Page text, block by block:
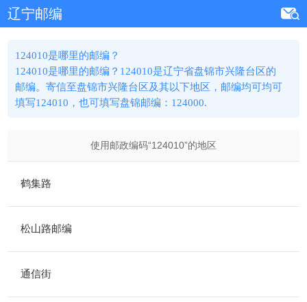
辽宁邮编
124010是哪里的邮编？
124010是哪里的邮编？124010是辽宁省盘锦市兴隆台区的
邮编。寄信至盘锦市兴隆台区及其以下地区，邮编均可均可
填写124010，也可填写盘锦邮编：124000.
使用邮政编码“124010”的地区
鹤集路
松山路邮编
通信街